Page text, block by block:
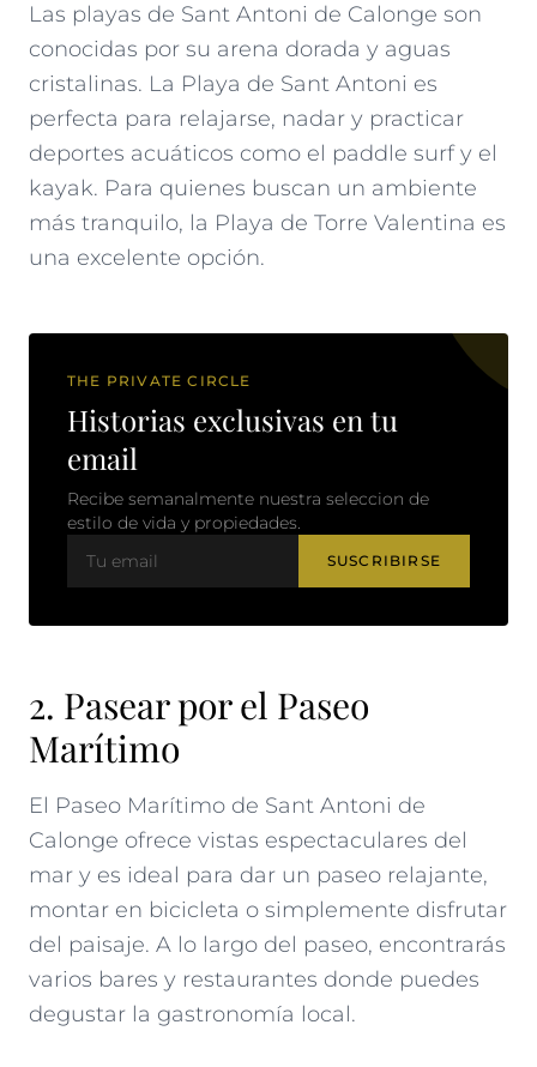
Las playas de Sant Antoni de Calonge son
conocidas por su arena dorada y aguas
cristalinas. La Playa de Sant Antoni es
perfecta para relajarse, nadar y practicar
deportes acuáticos como el paddle surf y el
kayak. Para quienes buscan un ambiente
más tranquilo, la Playa de Torre Valentina es
una excelente opción.
THE PRIVATE CIRCLE
Historias exclusivas en tu
email
Recibe semanalmente nuestra seleccion de
estilo de vida y propiedades.
SUSCRIBIRSE
2. Pasear por el Paseo
Marítimo
El Paseo Marítimo de Sant Antoni de
Calonge ofrece vistas espectaculares del
mar y es ideal para dar un paseo relajante,
montar en bicicleta o simplemente disfrutar
del paisaje. A lo largo del paseo, encontrarás
varios bares y restaurantes donde puedes
degustar la gastronomía local.